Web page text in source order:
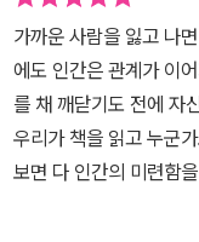
'죽음' 이전의 '노년'에
수 있었을까.<플라멩코
다.혼불문학상1998년
명희(崔明姬)의 문학
의 미래를 짊어질 문학
의 연구 발전을 위해 전
상이다. 당선작은 상금
가까운 사람을 잃고 나
에도 인간은 관계가 이
를 채 깨닫기도 전에 자
우리가 책을 읽고 누군
보면 다 인간의 미련함